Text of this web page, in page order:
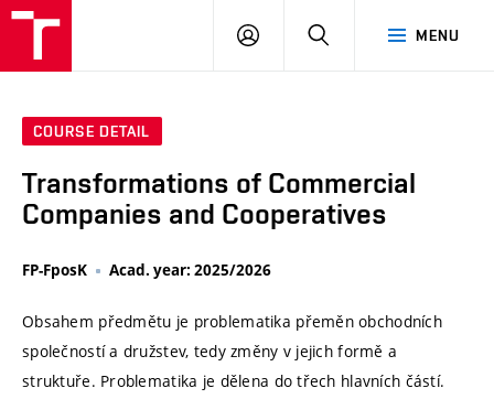
MENU
LOG
SEARCH
COURSE DETAIL
Transformations of Commercial
Companies and Cooperatives
FP-FposK Acad. year: 2025/2026
Obsahem předmětu je problematika přeměn obchodních
společností a družstev, tedy změny v jejich formě a
struktuře. Problematika je dělena do třech hlavních částí.